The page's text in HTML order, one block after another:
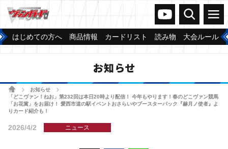
ヴァンガードch
検索 メニュー
はじめての方へ 商品情報 カードリスト 読み物 大会ルール
お知らせ
ホームお知らせ
「どこヴァン！ねお」第232回は本日20時より配信！ 今年もやります！春のどこヴァン競馬
「お花賞」をお届け！ 愛西市道の駅イベントおさらいやブースターパック『赫月ノ使者』よ
りカード紹介も！
2026/4/2 ニュース